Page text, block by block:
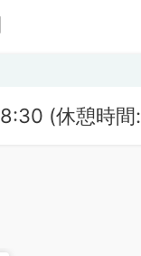
(休憩時間: